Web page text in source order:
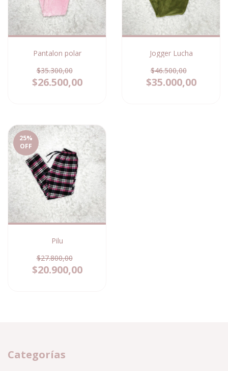
Pantalon polar
$35.300,00
$26.500,00
Jogger Lucha
$46.500,00
$35.000,00
25%
OFF
Pilu
$27.800,00
$20.900,00
Categorías